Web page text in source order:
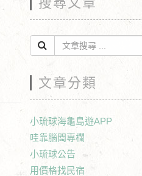
文章分類
小琉球海龜島遊APP
哇靠腦闆專欄
小琉球公告
用價格找民宿